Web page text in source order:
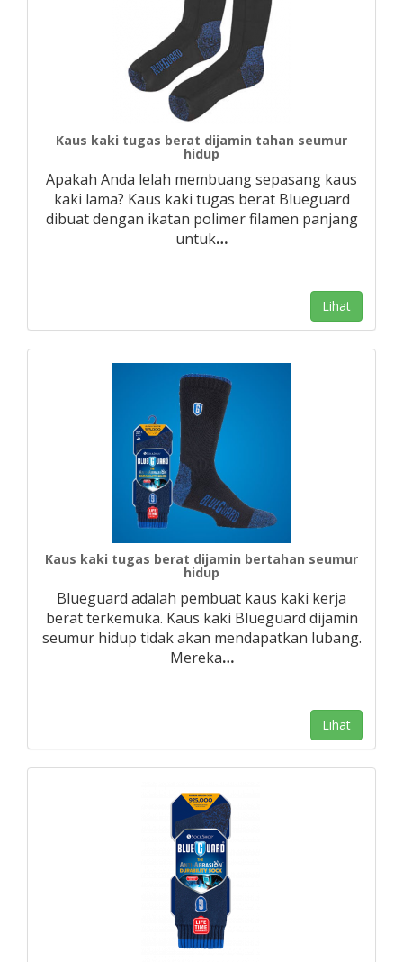
Kaus kaki tugas berat dijamin tahan seumur
hidup
Apakah Anda lelah membuang sepasang kaus
kaki lama? Kaus kaki tugas berat Blueguard
dibuat dengan ikatan polimer filamen panjang
untuk…
Lihat
Kaus kaki tugas berat dijamin bertahan seumur
hidup
Blueguard adalah pembuat kaus kaki kerja
berat terkemuka. Kaus kaki Blueguard dijamin
seumur hidup tidak akan mendapatkan lubang.
Mereka…
Lihat